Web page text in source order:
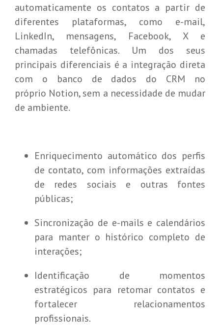
automaticamente os contatos a partir de
diferentes plataformas, como e-mail,
LinkedIn, mensagens, Facebook, X e
chamadas telefônicas. Um dos seus
principais diferenciais é a integração direta
com o banco de dados do CRM no
próprio Notion, sem a necessidade de mudar
de ambiente.
Enriquecimento automático dos perfis
de contato, com informações extraídas
de redes sociais e outras fontes
públicas;
Sincronização de e-mails e calendários
para manter o histórico completo de
interações;
Identificação de momentos
estratégicos para retomar contatos e
fortalecer relacionamentos
profissionais.